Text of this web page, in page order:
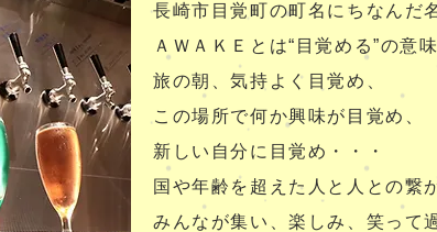
長崎市目覚町の町名にちなんだ
ＡＷＡＫＥとは“目覚める”の意
旅の朝、気持よく目覚め、
この場所で何か興味が目覚め、
新しい自分に目覚め・・・
国や年齢を超えた人と人との繋
みんなが集い、楽しみ、笑って